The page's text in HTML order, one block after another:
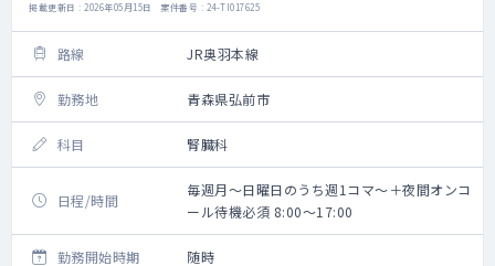
掲載更新日 : 2026年05月15日 案件番号 : 24-TI017625
路線 JR奥羽本線
勤務地 青森県弘前市
科目 腎臓科
日程/時間
毎週月～日曜日のうち週1コマ～＋夜間オンコ
ール待機必須 8:00～17:00
勤務開始時期 随時